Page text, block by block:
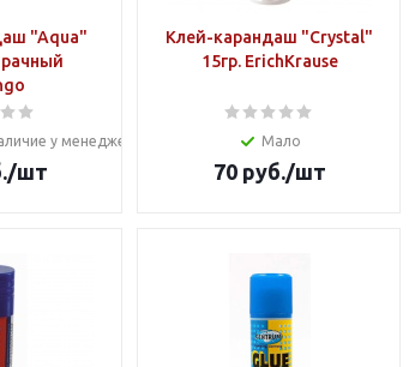
"Aqua"
у менеджера
/шт
Клей-карандаш "Crystal"
15гр. ErichKrause
Мало
70руб./шт